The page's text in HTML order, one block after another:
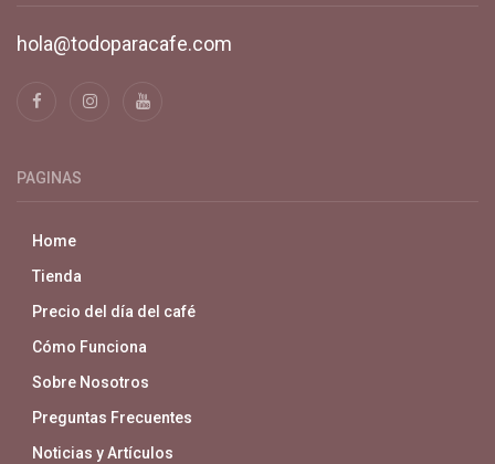
hola@todoparacafe.com
PAGINAS
Home
Tienda
Precio del día del café
Cómo Funciona
Sobre Nosotros
Preguntas Frecuentes
Noticias y Artículos